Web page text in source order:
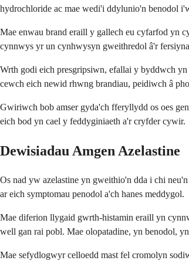
hydrochloride ac mae wedi'i ddylunio'n benodol
Mae enwau brand eraill y gallech eu cyfarfod yn
cynnwys yr un cynhwysyn gweithredol â'r
Wrth godi eich presgripsiwn, efallai y byddwch
cewch eich newid rhwng brandiau, peidiwch â
Gwiriwch bob amser gyda'ch fferyllydd os oes
eich bod yn cael y feddyginiaeth a'r cryfder cywir.
Dewisiadau Amgen Azelastine
Os nad yw azelastine yn gweithio'n dda i chi
ar eich symptomau penodol a'ch hanes meddygol.
Mae diferion llygaid gwrth-histamin eraill yn
well gan rai pobl. Mae olopatadine, yn benodol,
Mae sefydlogwyr celloedd mast fel cromolyn